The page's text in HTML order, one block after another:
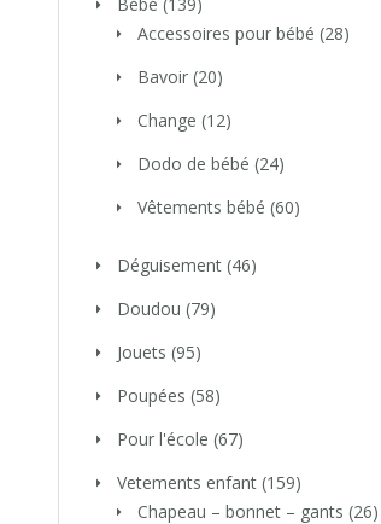
Accessoires pour bébé (28)
Bavoir (20)
Change (12)
Dodo de bébé (24)
Vêtements bébé (60)
Déguisement (46)
Doudou (79)
Jouets (95)
Poupées (58)
Pour l'école (67)
Vetements enfant (159)
Chapeau – bonnet – gants (26)